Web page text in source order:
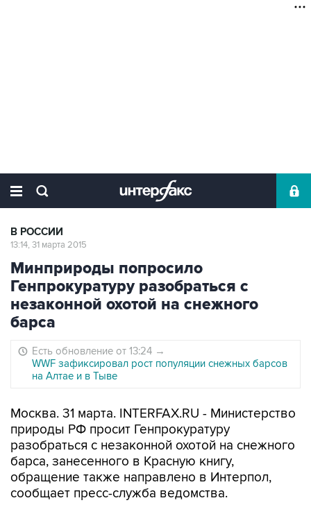
В РОССИИ
13:14, 31 марта 2015
Минприроды попросило
Генпрокуратуру разобраться с
незаконной охотой на снежного
барса
Есть обновление от 13:24 →
WWF зафиксировал рост популяции снежных барсов
на Алтае и в Тыве
Москва. 31 марта. INTERFAX.RU - Министерство
природы РФ просит Генпрокуратуру
разобраться с незаконной охотой на снежного
барса, занесенного в Красную книгу,
обращение также направлено в Интерпол,
сообщает пресс-служба ведомства.